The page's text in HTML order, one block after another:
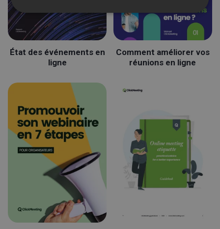
État des événements en
ligne
Comment améliorer vos
réunions en ligne